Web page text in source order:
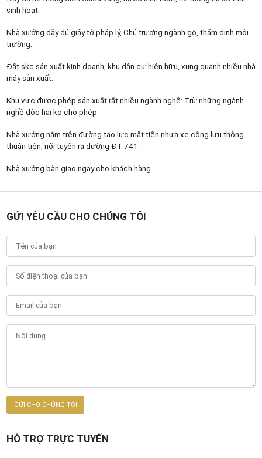
sinh hoạt.
Nhà xưởng đầy đủ giấy tờ pháp lý, Chủ trương ngành gỗ, thẩm định môi
trường.
Đất skc sản xuất kinh doanh, khu dân cư hiện hữu, xung quanh nhiều nhà
máy sản xuất.
Khu vực được phép sản xuất rất nhiều ngành nghề: Trừ những ngành
nghề độc hại ko cho phép.
Nhà xưởng nằm trên đường tạo lực mặt tiền nhựa xe công lưu thông
thuận tiện, nối tuyến ra đường ĐT 741.
Nhà xưởng bàn giao ngay cho khách hàng.
GỬI YÊU CẦU CHO CHÚNG TÔI
HỖ TRỢ TRỰC TUYẾN